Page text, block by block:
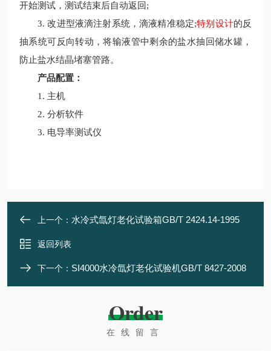
开始测试，测试结束后自动返回;
3. 改进型液滴注射系统，滴液精准稳定;特别设计的反
抽系统可反向转动，将输液管中剩余的盐水抽回储水罐，
防止盐水结晶堵塞管路。
产品配置：
1. 主机
2. 分析软件
3. 电导率测试仪
上一个： 水冷式氙灯老化试验箱GB/T 2424.14-1995
返回列表
下一个： SI4000水冷氙灯老化试验机GB/T 8427-2008
Order
在线留言